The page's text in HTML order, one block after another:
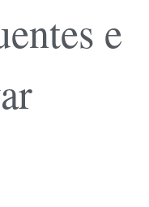
e